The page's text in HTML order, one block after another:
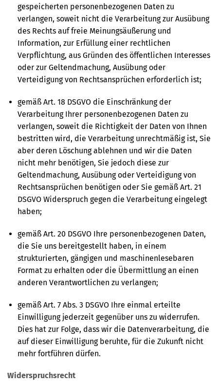
gespeicherten personenbezogenen Daten zu
verlangen, soweit nicht die Verarbeitung zur Ausübung
des Rechts auf freie Meinungsäußerung und
Information, zur Erfüllung einer rechtlichen
Verpflichtung, aus Gründen des öffentlichen Interesses
oder zur Geltendmachung, Ausübung oder
Verteidigung von Rechtsansprüchen erforderlich ist;
gemäß Art. 18 DSGVO die Einschränkung der
Verarbeitung Ihrer personenbezogenen Daten zu
verlangen, soweit die Richtigkeit der Daten von Ihnen
bestritten wird, die Verarbeitung unrechtmäßig ist, Sie
aber deren Löschung ablehnen und wir die Daten
nicht mehr benötigen, Sie jedoch diese zur
Geltendmachung, Ausübung oder Verteidigung von
Rechtsansprüchen benötigen oder Sie gemäß Art. 21
DSGVO Widerspruch gegen die Verarbeitung eingelegt
haben;
gemäß Art. 20 DSGVO Ihre personenbezogenen Daten,
die Sie uns bereitgestellt haben, in einem
strukturierten, gängigen und maschinenlesebaren
Format zu erhalten oder die Übermittlung an einen
anderen Verantwortlichen zu verlangen;
gemäß Art. 7 Abs. 3 DSGVO Ihre einmal erteilte
Einwilligung jederzeit gegenüber uns zu widerrufen.
Dies hat zur Folge, dass wir die Datenverarbeitung, die
auf dieser Einwilligung beruhte, für die Zukunft nicht
mehr fortführen dürfen.
Widerspruchsrecht